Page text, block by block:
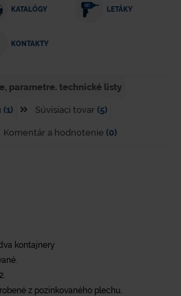
KATALÓGY LETÁKY
KONTAKTY
parametre. technické listy
(1) Súvisiaci tovar (5)
Komentár a hodnotenie (0)
kontajnery
z pozinkovaného plechu.